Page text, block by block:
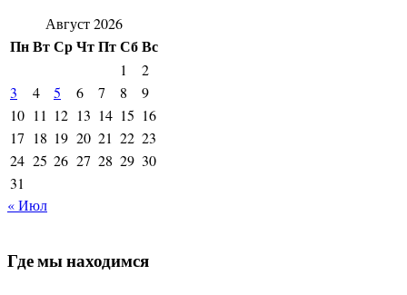
Август 2026
ПнВтСрЧтПтСбВс
1
2
3
4 5 6 7 8
9
10 11 12 13 14 15 16
17 18 19 20 21 22 23
24 25 26 27 28 29 30
31
« Июл
Где мы находимся